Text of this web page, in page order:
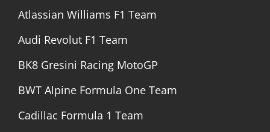
Atlassian Williams F1 Team
Audi Revolut F1 Team
BK8 Gresini Racing MotoGP
BWT Alpine Formula One Team
Cadillac Formula 1 Team